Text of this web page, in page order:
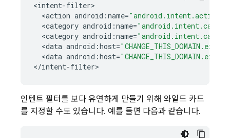
<intent-filter
<action android :name=
<category android :name=
<category android :name=
<data android :host=
<data android :host=
</intent-filter>
인텐트 필터를 보다 유연하게 만들기 위해 와일드 카드
를 지정할 수도 있습니다. 예를 들면 다음과 같습니다.